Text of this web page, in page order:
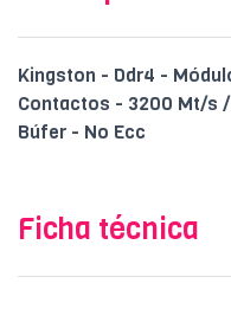
Kingston - Ddr4 -
Contactos - 3200 Mt/s /
Búfer - No Ecc
Ficha técnica